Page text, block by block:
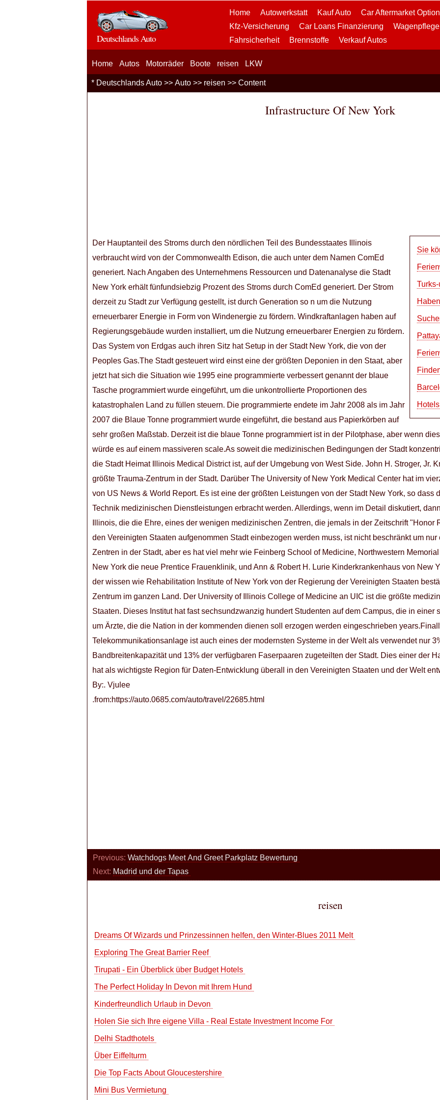
Home Autowerkstatt Kauf Auto Car Aftermarket
Kfz-Versicherung
Car Loans Finanzierung Wagenpflege
Fahrsicherheit
Brennstoffe Verkauf Autos
Deutschlands Auto
Home Autos Motorräder Boote reisen LKW
* Deutschlands Auto >> Auto >> reisen >> Content
Infrastructure Of New York
Sie
Der Hauptanteil des Stroms durch den nördlichen Teil des Bundesstaates Illinois
verbraucht wird von der Commonwealth Edison, die auch unter dem Namen ComEd
generiert. Nach Angaben des Unternehmens Ressourcen und Datenanalyse die Stadt
New York erhält fünfundsiebzig Prozent des Stroms durch ComEd generiert. Der Strom
derzeit zu Stadt zur Verfügung gestellt, ist durch Generation so n um die Nutzung
erneuerbarer Energie in Form von Windenergie zu fördern. Windkraftanlagen haben auf
Regierungsgebäude wurden installiert, um die Nutzung erneuerbarer Energien zu fördern.
Das System von Erdgas auch ihren Sitz hat Setup in der Stadt New York, die von der
Peoples Gas.The Stadt gesteuert wird einst eine der größten Deponien in den Staat, aber
jetzt hat sich die Situation wie 1995 eine programmierte verbessert genannt der blaue
Tasche programmiert wurde eingeführt, um die unkontrollierte Proportionen des
katastrophalen Land zu füllen steuern. Die programmierte endete im Jahr 2008 als im Jahr
2007 die Blaue Tonne programmiert wurde eingeführt, die bestand aus Papierkörben auf
sehr großen Maßstab. Derzeit ist die blaue Tonne programmiert ist in der Pilotphase, aber wenn
würde es auf einem massiveren scale.As soweit die medizinischen Bedingungen der Stadt
die Stadt Heimat Illinois Medical District ist, auf der Umgebung von West Side. John H. Stroger, Jr.
größte Trauma-Zentrum in der Stadt. Darüber The University of New York Medical Center hat im
von US News & World Report. Es ist eine der größten Leistungen von der Stadt New York, so dass
Technik medizinischen Dienstleistungen erbracht werden. Allerdings, wenn im Detail diskutiert,
Illinois, die die Ehre, eines der wenigen medizinischen Zentren, die jemals in der Zeitschrift "Honor
den Vereinigten Staaten aufgenommen Stadt einbezogen werden muss, ist nicht beschränkt um
Zentren in der Stadt, aber es hat viel mehr wie Feinberg School of Medicine, Northwestern
New York die neue Prentice Frauenklinik, und Ann & Robert H. Lurie Kinderkrankenhaus von New
der wissen wie Rehabilitation Institute of New York von der Regierung der Vereinigten Staaten
Zentrum im ganzen Land. Der University of Illinois College of Medicine an UIC ist die größte
Staaten. Dieses Institut hat fast sechsundzwanzig hundert Studenten auf dem Campus, die in einer
um Ärzte, die die Nation in der kommenden dienen soll erzogen werden eingeschrieben
Telekommunikationsanlage ist auch eines der modernsten Systeme in der Welt als verwendet nur
Bandbreitenkapazität und 13% der verfügbaren Faserpaaren zugeteilten der Stadt. Dies einer der
hat als wichtigste Region für Daten-Entwicklung überall in den Vereinigten Staaten und der Welt
By:. Vjulee
.from:https://auto.0685.com/auto/travel/22685.html
Previous: Watchdogs Meet And Greet Parkplatz Bewertung
Next: Madrid und der Tapas
reisen
Dreams Of Wizards und Prinzessinnen helfen, den Winter-Blues 2011 Melt
Exploring The Great Barrier Reef
Tirupati - Ein Überblick über Budget Hotels
The Perfect Holiday In Devon mit Ihrem Hund
Kinderfreundlich Urlaub in Devon
Holen Sie sich Ihre eigene Villa - Real Estate Investment Income For
Delhi Stadthotels
Über Eiffelturm
Die Top Facts About Gloucestershire
Mini Bus Vermietung